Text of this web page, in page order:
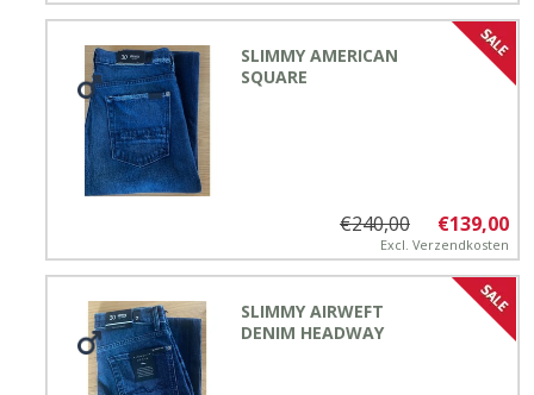
SLIMMY AMERICAN
SQUARE
€139,00
€240,00
Excl. Verzendkosten
SLIMMY AIRWEFT
DENIM HEADWAY